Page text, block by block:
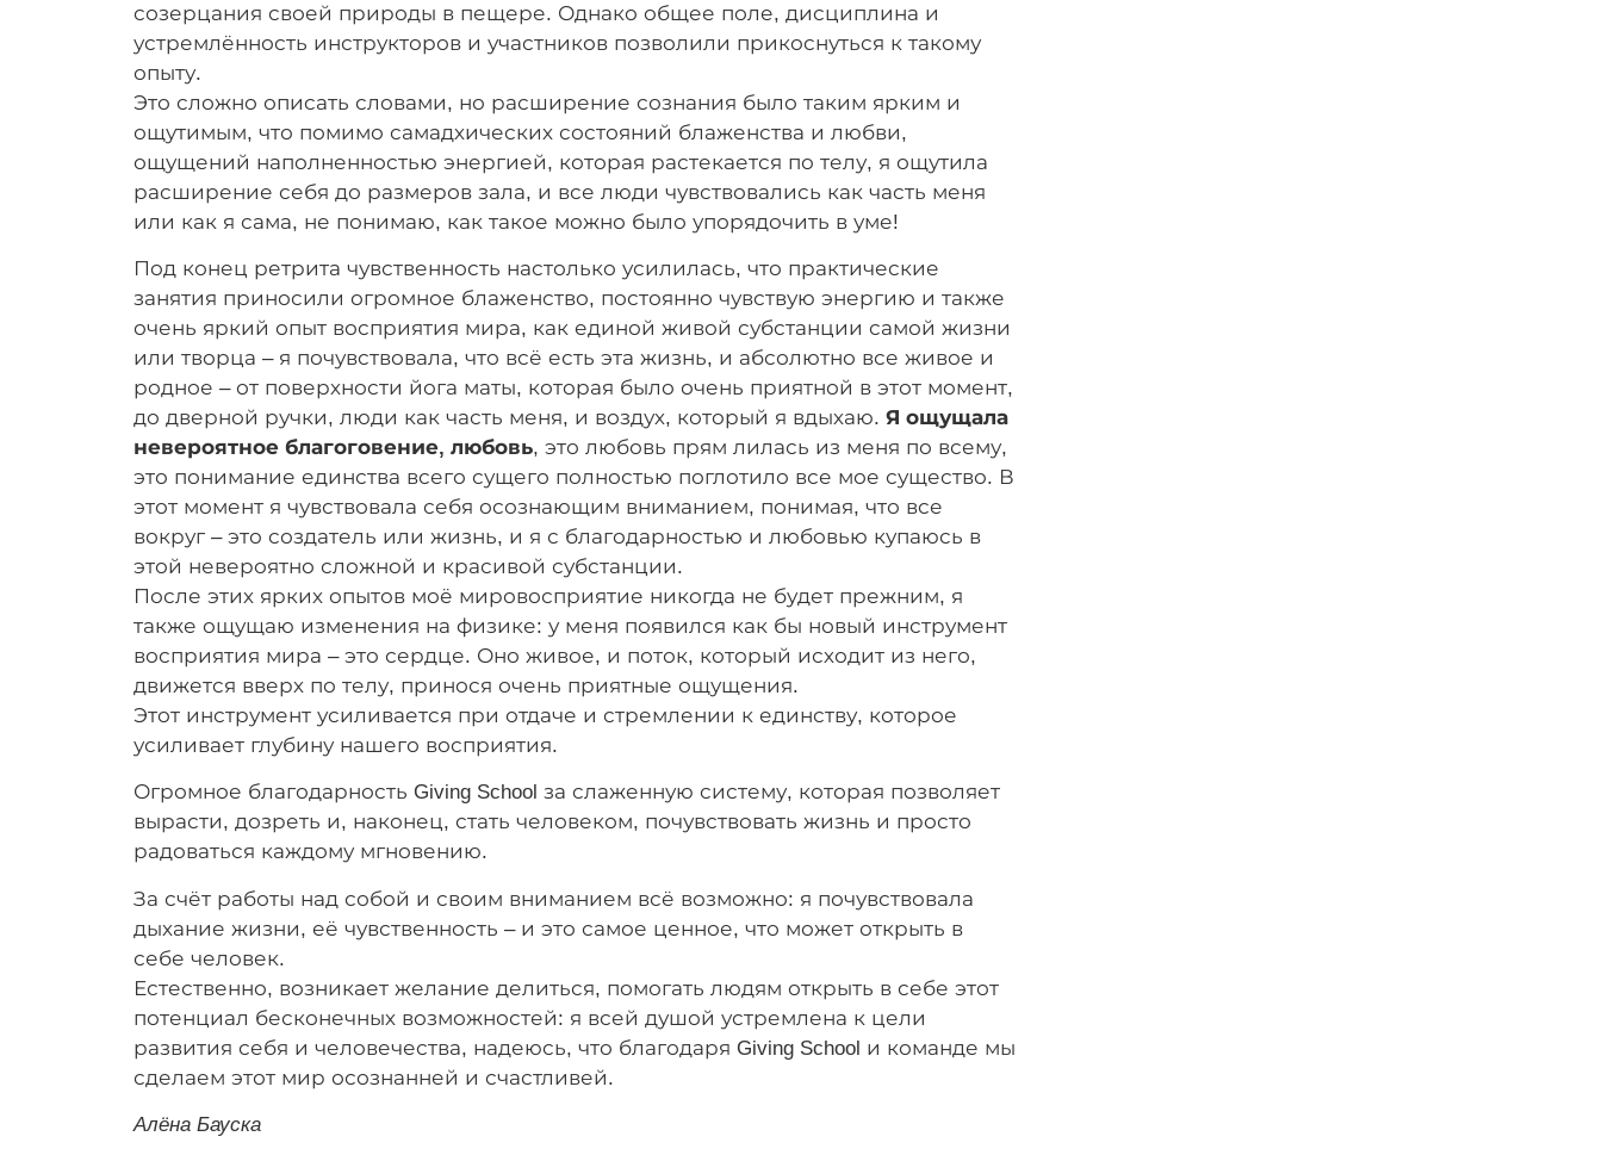
созерцания своей природы в пещере. Однако общее поле, дисциплина и
устремлённость инструкторов и участников позволили прикоснуться к такому
опыту.
Это сложно описать словами, но расширение сознания было таким ярким и
ощутимым, что помимо самадхических состояний блаженства и любви,
ощущений наполненностью энергией, которая растекается по телу, я ощутила
расширение себя до размеров зала, и все люди чувствовались как часть меня
или как я сама, не понимаю, как такое можно было упорядочить в уме!
Под конец ретрита чувственность настолько усилилась, что практические
занятия приносили огромное блаженство, постоянно чувствую энергию и также
очень яркий опыт восприятия мира, как единой живой субстанции самой жизни
или творца – я почувствовала, что всё есть эта жизнь, и абсолютно все живое и
родное – от поверхности йога маты, которая было очень приятной в этот момент,
до дверной ручки, люди как часть меня, и воздух, который я вдыхаю. Я ощущала
невероятное благоговение, любовь, это любовь прям лилась из меня по всему,
это понимание единства всего сущего полностью поглотило все мое существо. В
этот момент я чувствовала себя осознающим вниманием, понимая, что все
вокруг – это создатель или жизнь, и я с благодарностью и любовью купаюсь в
этой невероятно сложной и красивой субстанции.
После этих ярких опытов моё мировосприятие никогда не будет прежним, я
также ощущаю изменения на физике: у меня появился как бы новый инструмент
восприятия мира – это сердце. Оно живое, и поток, который исходит из него,
движется вверх по телу, принося очень приятные ощущения.
Этот инструмент усиливается при отдаче и стремлении к единству, которое
усиливает глубину нашего восприятия.
Огромное благодарность Giving School за слаженную систему, которая позволяет
вырасти, дозреть и, наконец, стать человеком, почувствовать жизнь и просто
радоваться каждому мгновению.
За счёт работы над собой и своим вниманием всё возможно: я почувствовала
дыхание жизни, её чувственность – и это самое ценное, что может открыть в
себе человек.
Естественно, возникает желание делиться, помогать людям открыть в себе этот
потенциал бесконечных возможностей: я всей душой устремлена к цели
развития себя и человечества, надеюсь, что благодаря Giving School и команде мы
сделаем этот мир осознанней и счастливей.
Алёна Бауска